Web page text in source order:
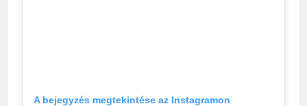
A bejegyzés megtekintése az Instagramon